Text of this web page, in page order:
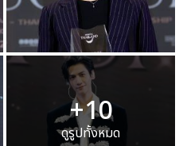
+10
ดูรูปทั้งหมด